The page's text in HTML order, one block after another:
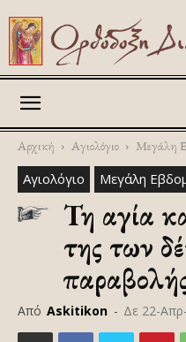
Αρχική Αγιολόγιο Μεγάλη
Αγιολόγιο Μεγάλη
Τη αγία
της των
Από Askitikon - Δε 22-